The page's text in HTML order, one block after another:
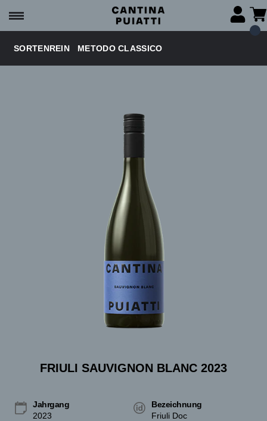
SORTENREIN METODO CLASSICO
FRIULI SAUVIGNON BLANC 2023
Jahrgang
2023
Bezeichnung
Friuli Doc